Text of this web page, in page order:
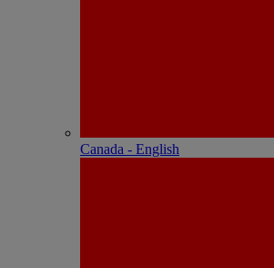
Canada - English